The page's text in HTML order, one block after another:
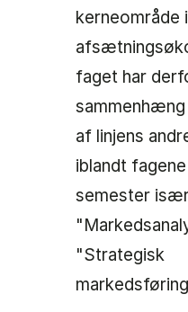
kerneområde
faget har
af linjens
iblandt
semester
"Strategisk